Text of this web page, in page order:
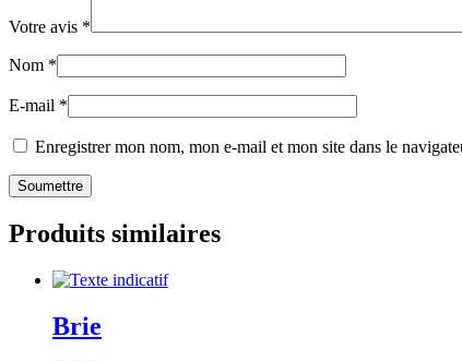
Votre avis *
Nom *
E-mail *
Enregistrer mon nom, mon e-mail et mon site dans le
Produits similaires
Brie